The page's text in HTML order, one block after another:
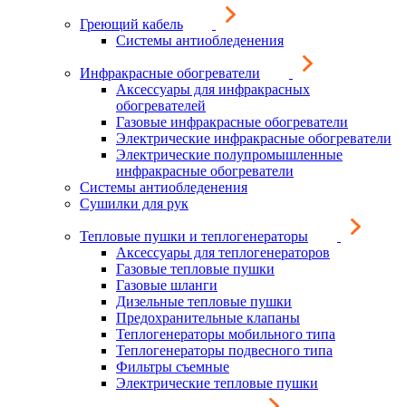
Греющий кабель
Системы антиобледенения
Инфракрасные обогреватели
Аксессуары для инфракрасных
обогревателей
Газовые инфракрасные обогреватели
Электрические инфракрасные обогреватели
Электрические полупромышленные
инфракрасные обогреватели
Системы антиобледенения
Сушилки для рук
Тепловые пушки и теплогенераторы
Аксессуары для теплогенераторов
Газовые тепловые пушки
Газовые шланги
Дизельные тепловые пушки
Предохранительные клапаны
Теплогенераторы мобильного типа
Теплогенераторы подвесного типа
Фильтры съемные
Электрические тепловые пушки